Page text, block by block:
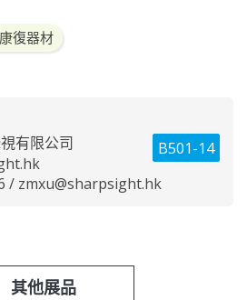
復器材
B501-14
有限公司
/ zmxu@sharpsight.hk
其他展品